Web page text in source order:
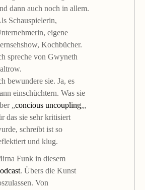
dann auch noch in allem.
Schauspielerin,
eigene
Kochbücher.
spreche von Gwyneth
bewundere sie. Ja, es
einschüchtern. Was sie
„concious uncoupling„,
das sie sehr kritisiert
schreibt ist so
und klug.
Funk in diesem
. Übers die Kunst
Von